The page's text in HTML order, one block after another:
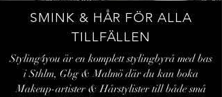
SMINK & HÅR FÖR ALLA
TILLFÄLLEN
Styling4you är en komplett stylingbyrå med bas
i Sthlm, Gbg & Malmö där du kan boka
Makeup-artister & Hårstylister till både små